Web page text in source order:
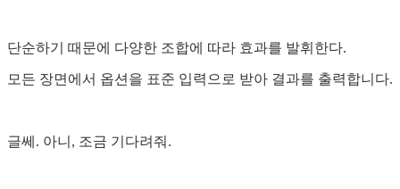
단순하기 때문에 다양한 조합에 따라 효과를 발휘한다.
모든 장면에서 옵션을 표준 입력으로 받아 결과를 출력합니다.
글쎄. 아니, 조금 기다려줘.